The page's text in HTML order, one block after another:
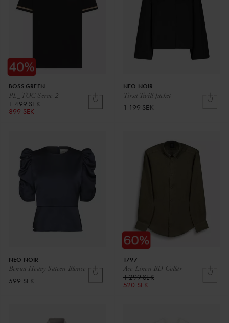
PL_TOC Serve 2
BOSS GREEN
1 499 SEK
899 SEK
Tirsa Twill Jacket
NEO NOIR
1 199 SEK
Benua Heavy Sateen Blouse
NEO NOIR
599 SEK
Ace Linen BD Collar
1797
1 299 SEK
520 SEK